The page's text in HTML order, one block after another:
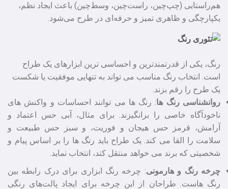
هم‌راستایی (چپ‌چین، راست‌چین، وسط‌چین) باعث ایجاد نظم،
یکپارچگی و ظاهری تمیز و حرفه‌ای در طرح می‌شود.
رنگ، یکی از قدرتمندترین و احساسی‌ ترین ابزارهای یک طراح
است. انتخاب رنگ مناسب می‌ تواند به تنهایی موفقیت یا شکست
یک طرح را رقم بزند.
روانشناسی رنگ‌ ها: رنگ‌ ها می‌ توانند احساسات و واکنش‌ های
ناخودآگاه خاصی را برانگیزند. برای مثال، آبی حس اعتماد و
آرامش، قرمز حس هیجان و فوریت، و سبز حس طبیعت و
سلامت را القا می‌ کند. یک طراح باید رنگ‌ ها را بر اساس پیام و
شخصیتی که برند می‌ خواهد منتقل کند، انتخاب نماید.
چرخه رنگ و هارمونی: چرخه رنگ ابزاری برای درک رابطه بین
رنگ‌ هاست. طراحان از این چرخه برای ایجاد پالت‌های رنگی